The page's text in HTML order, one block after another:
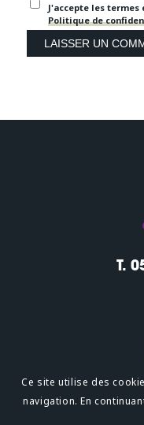
J'accepte les termes
Politique de
T.
Ce site utilise des
navigation. En